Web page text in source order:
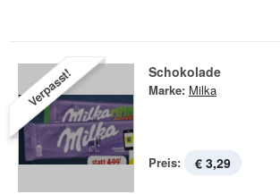
Verpasst! Schokolade
Marke: Milka
Preis: € 3,29